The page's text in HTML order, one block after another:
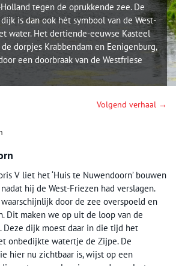
tegen de oprukkende zee. De
is dan ook hét symbool van de West-
water. Het dertiende-eeuwse Kasteel
dorpjes Krabbendam en Eenigenburg,
een doorbraak van de Westfriese
Volgend verhaal →
V liet het ‘Huis te Nuwendoorn’ bouwen
hij de West-Friezen had verslagen.
door de zee overspoeld en
Dit maken we op uit de loop van de
Deze dijk moest daar in die tijd het
onbedijkte watertje de Zijpe. De
hier nu zichtbaar is, wijst op een